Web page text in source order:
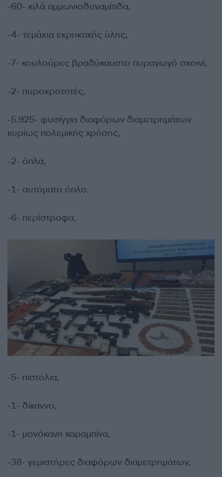
-60- κιλά αμμωνιοδυναμίτιδα,
-4- τεμάχια εκρηκτικής ύλης,
-7- κουλούρες βραδύκαυστο πυραγωγό σχοινί,
-2- πυροκροτητές,
-5.925- φυσίγγια διαφόρων διαμετρημάτων
κυρίως πολεμικής χρήσης,
-2- όπλα,
-1- αυτόματο όπλο,
-6- περίστροφα,
-5- πιστόλια,
-1- δίκαννο,
-1- μονόκανη καραμπίνα,
-38- γεμιστήρες διαφόρων διαμετρημάτων,